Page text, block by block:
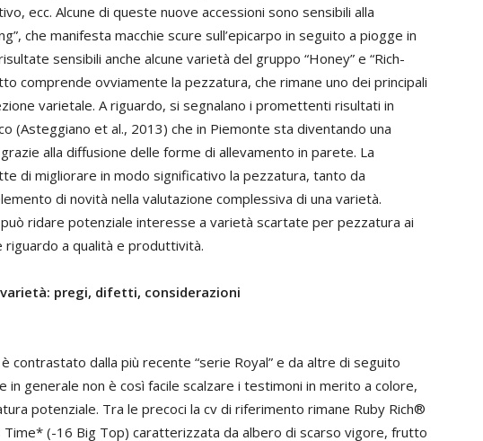
ecc. Alcune di queste nuove accessioni sono sensibili alla
che manifesta macchie scure sull’epicarpo in seguito a piogge in
sensibili anche alcune varietà del gruppo “Honey” e “Rich-
comprende ovviamente la pezzatura, che rimane uno dei principali
varietale. A riguardo, si segnalano i promettenti risultati in
(Asteggiano et al., 2013) che in Piemonte sta diventando una
alla diffusione delle forme di allevamento in parete. La
di migliorare in modo significativo la pezzatura, tanto da
di novità nella valutazione complessiva di una varietà.
ridare potenziale interesse a varietà scartate per pezzatura ai
riguardo a qualità e produttività.
pregi, difetti, considerazioni
contrastato dalla più recente “serie Royal” e da altre di seguito
generale non è così facile scalzare i testimoni in merito a colore,
potenziale. Tra le precoci la cv di riferimento rimane Ruby Rich®
Time* (-16 Big Top) caratterizzata da albero di scarso vigore, frutto